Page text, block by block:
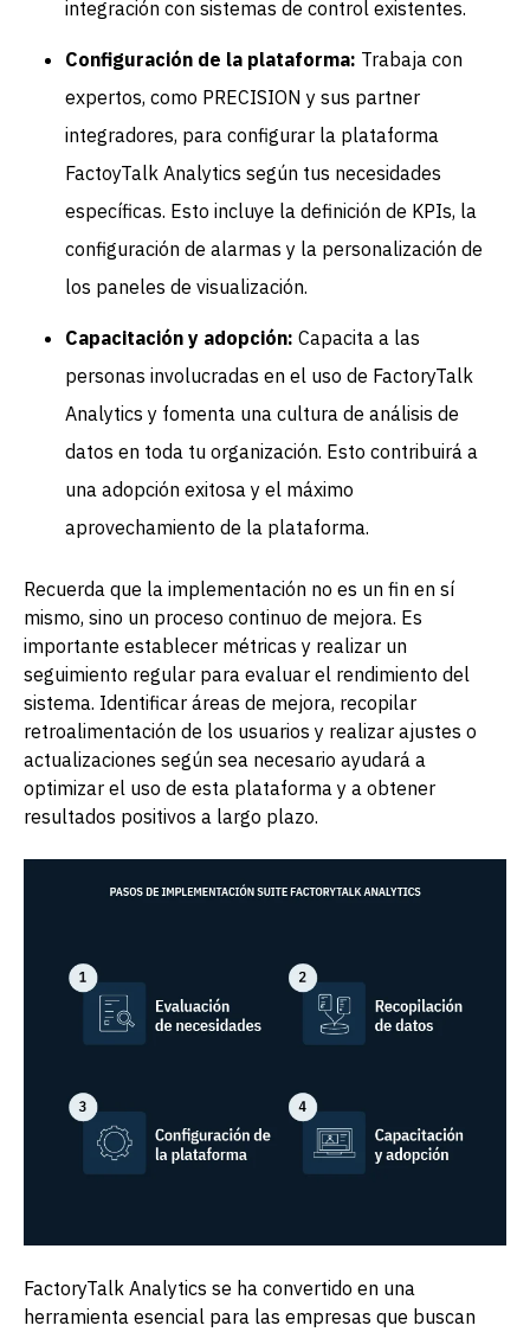
integración con sistemas de control existentes.
Configuración de la plataforma: Trabaja con
expertos, como PRECISION y sus partner
integradores, para configurar la plataforma
FactoyTalk Analytics según tus necesidades
específicas. Esto incluye la definición de KPIs, la
configuración de alarmas y la personalización de
los paneles de visualización.
Capacitación y adopción: Capacita a las
personas involucradas en el uso de FactoryTalk
Analytics y fomenta una cultura de análisis de
datos en toda tu organización. Esto contribuirá a
una adopción exitosa y el máximo
aprovechamiento de la plataforma.
Recuerda que la implementación no es un fin en sí
mismo, sino un proceso continuo de mejora. Es
importante establecer métricas y realizar un
seguimiento regular para evaluar el rendimiento del
sistema. Identificar áreas de mejora, recopilar
retroalimentación de los usuarios y realizar ajustes o
actualizaciones según sea necesario ayudará a
optimizar el uso de esta plataforma y a obtener
resultados positivos a largo plazo.
FactoryTalk Analytics se ha convertido en una
herramienta esencial para las empresas que buscan